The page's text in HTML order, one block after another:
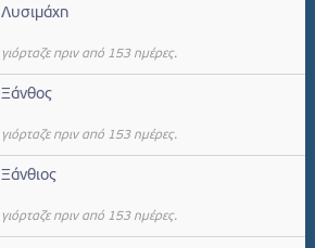
Λυσιμάχη
γιόρταζε πριν από 153 ημέρες.
Ξάνθος
γιόρταζε πριν από 153 ημέρες.
Ξάνθιος
γιόρταζε πριν από 153 ημέρες.